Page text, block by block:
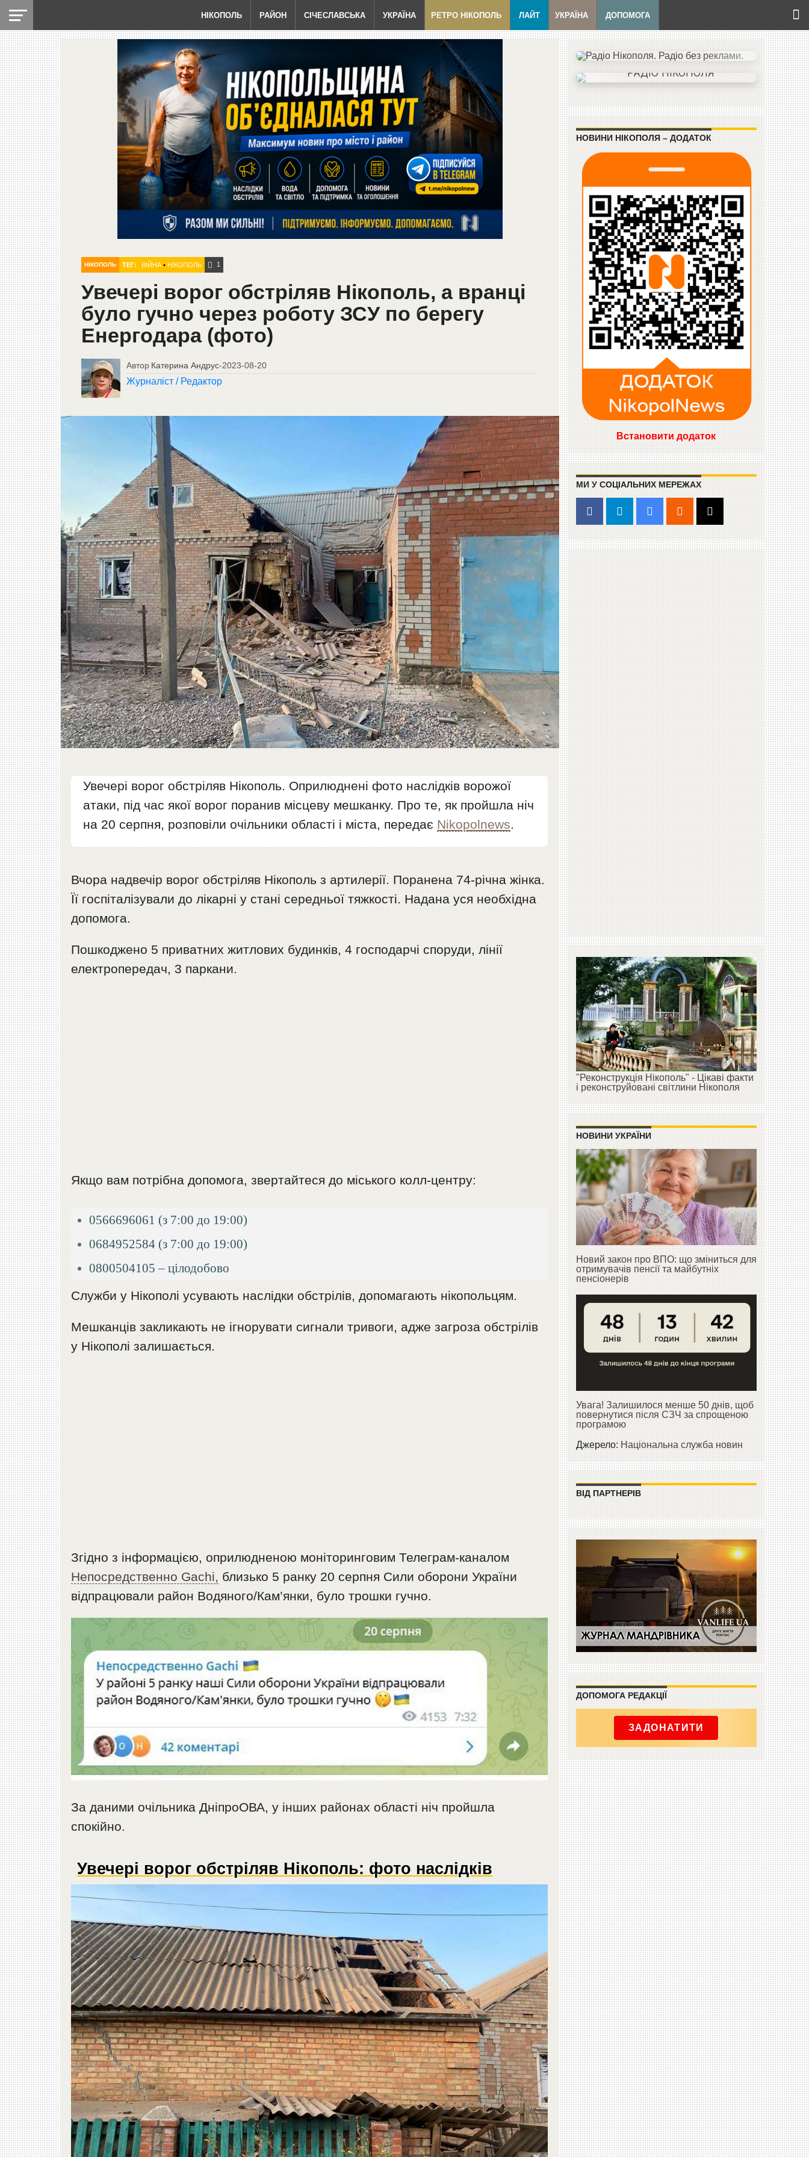
НІКОПОЛЬ РАЙОН СІЧЕСЛАВСЬКА УКРАЇНА РЕТРО НІКОПОЛЬ ЛАЙТ УКРАЇНА ДОПОМОГА
НІКОПОЛЬ ТЕГ: ВІЙНА• НІКОПОЛЬ 1
Увечері ворог обстріляв Нікополь, а вранці
було гучно через роботу ЗСУ по берегу
Енергодара (фото)
Автор Катерина Андрус-2023-08-20
Журналіст / Редактор
Увечері ворог обстріляв Нікополь. Оприлюднені фото наслідків ворожої
атаки, під час якої ворог поранив місцеву мешканку. Про те, як пройшла ніч
на 20 серпня, розповіли очільники області і міста, передає Nikopolnews.
Вчора надвечір ворог обстріляв Нікополь з артилерії. Поранена 74-річна жінка.
Її госпіталізували до лікарні у стані середньої тяжкості. Надана уся необхідна
допомога.
Пошкоджено 5 приватних житлових будинків, 4 господарчі споруди, лінії
електропередач, 3 паркани.
Якщо вам потрібна допомога, звертайтеся до міського колл-центру:
0566696061 (з 7:00 до 19:00)
0684952584 (з 7:00 до 19:00)
0800504105 – цілодобово
Служби у Нікополі усувають наслідки обстрілів, допомагають нікопольцям.
Мешканців закликають не ігнорувати сигнали тривоги, адже загроза обстрілів
у Нікополі залишається.
Згідно з інформацією, оприлюдненою моніторинговим Телеграм-каналом
Непосредственно Gachi, близько 5 ранку 20 серпня Сили оборони України
відпрацювали район Водяного/Кам’янки, було трошки гучно.
За даними очільника ДніпроОВА, у інших районах області ніч пройшла
спокійно.
Увечері ворог обстріляв Нікополь: фото наслідків
НОВИНИ НІКОПОЛЯ – ДОДАТОК
Встановити додаток
МИ У СОЦІАЛЬНИХ МЕРЕЖАХ
"Реконструкція Нікополь" - Цікаві факти
і реконструйовані світлини Нікополя
НОВИНИ УКРАЇНИ
Новий закон про ВПО: що зміниться для
отримувачів пенсії та майбутніх
пенсіонерів
Увага! Залишилося менше 50 днів, щоб
повернутися після СЗЧ за спрощеною
програмою
Джерело:Національна служба новин
ВІД ПАРТНЕРІВ
ДОПОМОГА РЕДАКЦІЇ
ЗАДОНАТИТИ